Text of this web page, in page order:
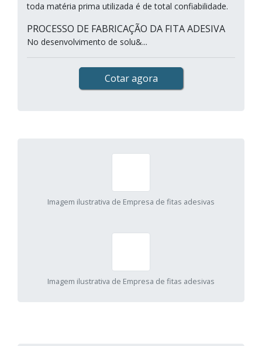
toda matéria prima utilizada é de total confiabilidade.
PROCESSO DE FABRICAÇÃO DA FITA ADESIVA
No desenvolvimento de solu&...
Cotar agora
Imagem ilustrativa de Empresa de fitas adesivas
Imagem ilustrativa de Empresa de fitas adesivas